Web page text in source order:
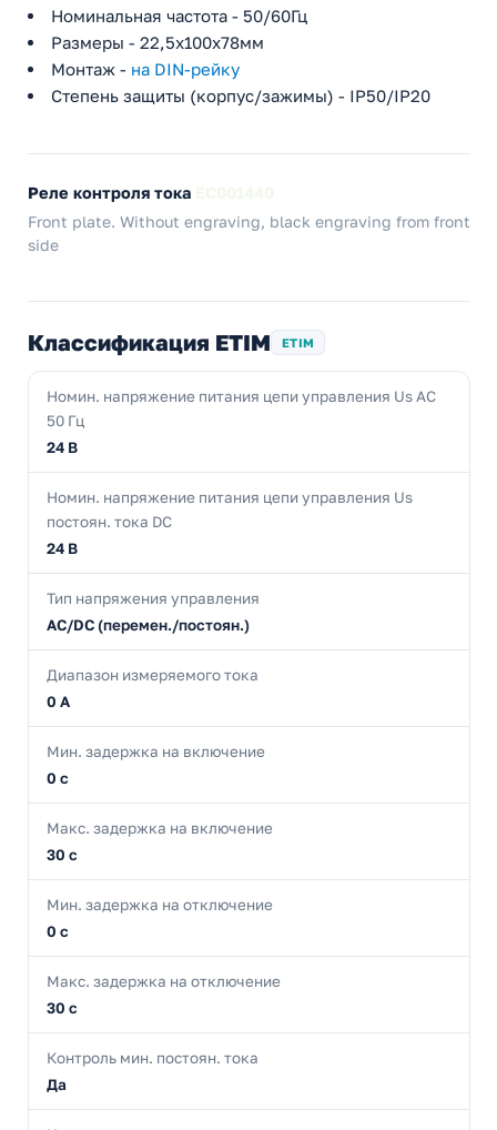
Номинальная частота - 50/60Гц
Размеры - 22,5х100х78мм
Монтаж - на DIN-рейку
Степень защиты (корпус/зажимы) - IP50/IP20
Реле контроля тока
Front plate. Without engraving, black engraving from front
side
Классификация ETIM ETIM
Номин. напряжение питания цепи управления Us AC
50 Гц
24 В
Номин. напряжение питания цепи управления Us
постоян. тока DC
24 В
Тип напряжения управления
AC/DC (перемен./постоян.)
Диапазон измеряемого тока
0 А
Мин. задержка на включение
0 с
Макс. задержка на включение
30 с
Мин. задержка на отключение
0 с
Макс. задержка на отключение
30 с
Контроль мин. постоян. тока
Да